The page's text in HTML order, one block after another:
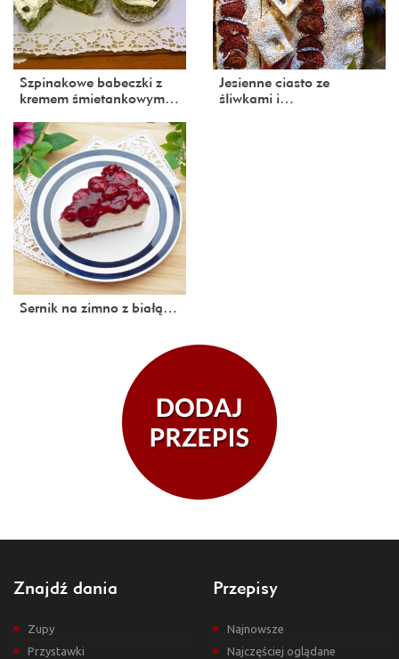
Szpinakowe babeczki z
kremem śmietankowym…
Jesienne ciasto ze
śliwkami i…
Sernik na zimno z białą…
Znajdź dania
Zupy
Przystawki
Przepisy
Najnowsze
Najczęściej oglądane